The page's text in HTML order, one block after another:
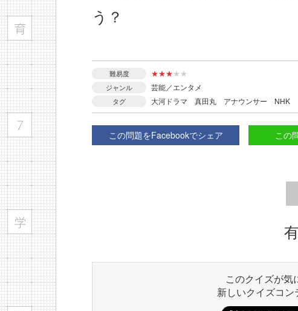
う？
難易度 ★★★★ ★
ジャンル 芸能／エンタメ
タグ 大河ドラマ 真田丸 アナウンサー NHK
この問題をFacebookでシェア この
このクイズが気
新しいクイズコ